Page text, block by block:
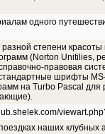
одного
степени красоты
(Norton Unitilies,
правовая
шрифты
на Turbo Pascal для
наших клубных